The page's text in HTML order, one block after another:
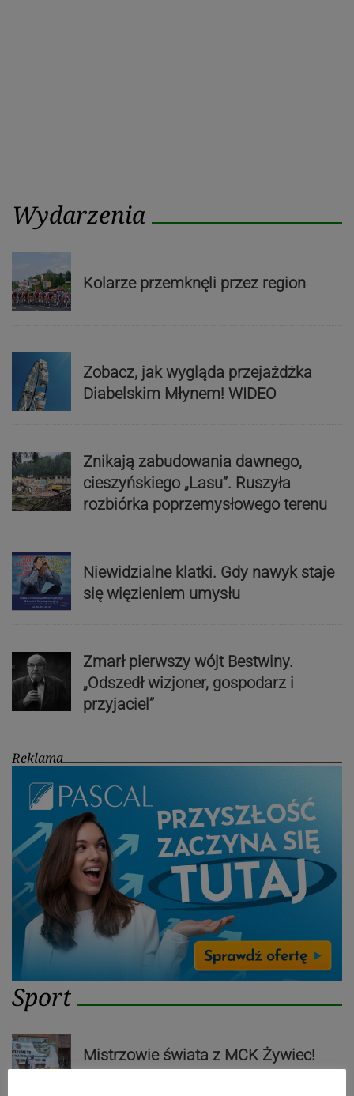
Wydarzenia
Kolarze przemknęli przez region
Zobacz, jak wygląda przejażdżka
Diabelskim Młynem! WIDEO
Znikają zabudowania dawnego,
cieszyńskiego „Lasu”. Ruszyła
rozbiórka poprzemysłowego terenu
Niewidzialne klatki. Gdy nawyk staje
się więzieniem umysłu
Zmarł pierwszy wójt Bestwiny.
„Odszedł wizjoner, gospodarz i
przyjaciel”
Reklama
Sport
Mistrzowie świata z MCK Żywiec!